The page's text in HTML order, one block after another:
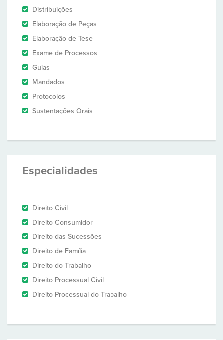
Distribuições
Elaboração de Peças
Elaboração de Tese
Exame de Processos
Guias
Mandados
Protocolos
Sustentações Orais
Especialidades
Direito Civil
Direito Consumidor
Direito das Sucessões
Direito de Família
Direito do Trabalho
Direito Processual Civil
Direito Processual do Trabalho